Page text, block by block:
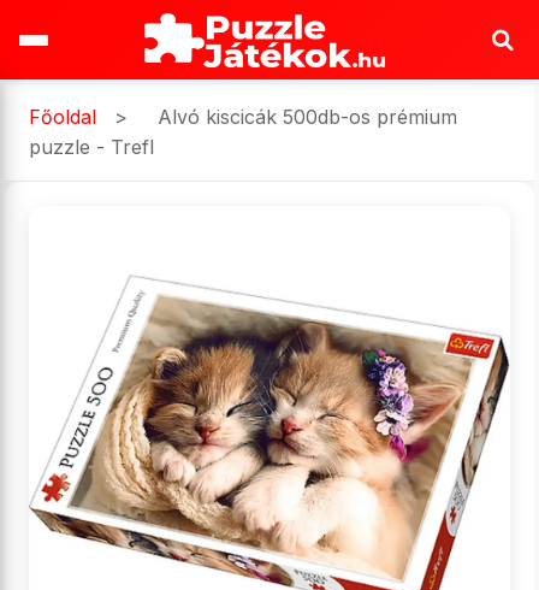
Főoldal >
Alvó kiscicák 500db-os prémium
puzzle - Trefl